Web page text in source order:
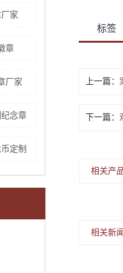
家
章
厂家
纪念章
定制
标签
上一篇：
下一篇：
相关产
相关新闻